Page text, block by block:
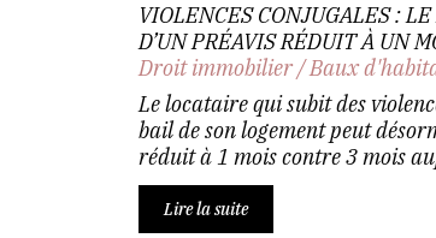
VIOLENCES CONJUGALES :
D’UN PRÉAVIS RÉDUIT À UN
Droit immobilier/Baux
Le locataire qui subit des
bail de son logement peut
réduit à 1 mois contre 3 mois
Lire la suite